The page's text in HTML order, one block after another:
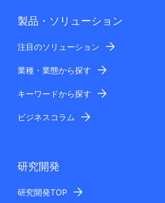
製品・ソリューション
注目のソリューション
業種・業態から探す
キーワードから探す
ビジネスコラム
研究開発
研究開発TOP